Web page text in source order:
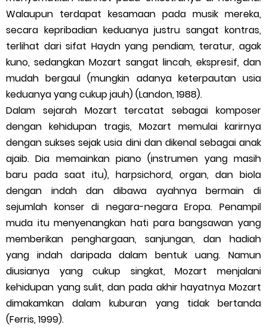
Walaupun terdapat kesamaan pada musik mereka,
secara kepribadian keduanya justru sangat kontras,
terlihat dari sifat Haydn yang pendiam, teratur, agak
kuno, sedangkan Mozart sangat lincah, ekspresif, dan
mudah bergaul (mungkin adanya keterpautan usia
keduanya yang cukup jauh) (Landon, 1988).
Dalam sejarah Mozart tercatat sebagai komposer
dengan kehidupan tragis, Mozart memulai karirnya
dengan sukses sejak usia dini dan dikenal sebagai anak
ajaib. Dia memainkan piano (instrumen yang masih
baru pada saat itu), harpsichord, organ, dan biola
dengan indah dan dibawa ayahnya bermain di
sejumlah konser di negara-negara Eropa. Penampil
muda itu menyenangkan hati para bangsawan yang
memberikan penghargaan, sanjungan, dan hadiah
yang indah daripada dalam bentuk uang. Namun
diusianya yang cukup singkat, Mozart menjalani
kehidupan yang sulit, dan pada akhir hayatnya Mozart
dimakamkan dalam kuburan yang tidak bertanda
(Ferris, 1999).